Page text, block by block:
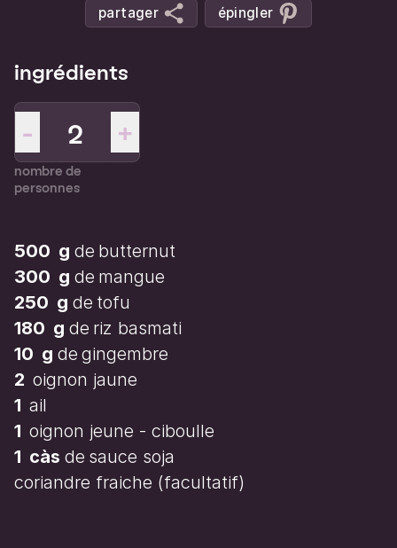
partager épingler
ingrédients
- +
nombre de
personnes
500 g de butternut
300 g de mangue
250 g de tofu
180 g de riz basmati
10 g de gingembre
2 oignon jaune
1 ail
1 oignon jeune - ciboulle
1 càs de sauce soja
coriandre fraiche (facultatif)